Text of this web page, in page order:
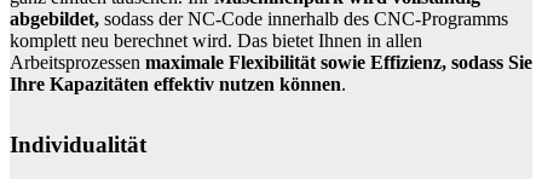
abgebildet, sodass der NC-Code innerhalb des CNC-Programms
komplett neu berechnet wird. Das bietet Ihnen in allen
Arbeitsprozessen maximale Flexibilität sowie Effizienz, sodass Sie
Ihre Kapazitäten effektiv nutzen können.
Individualität